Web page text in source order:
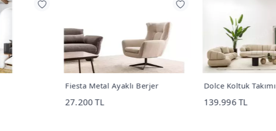
Fiesta Metal Ayaklı Berjer
27.200 TL
Dolce Koltuk Takımı
139.996 TL